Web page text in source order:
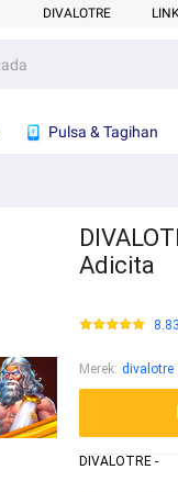
DIVALOTRE
Pulsa & Tagihan
Adicita
Merek: divalotre
DIVALOTRE -